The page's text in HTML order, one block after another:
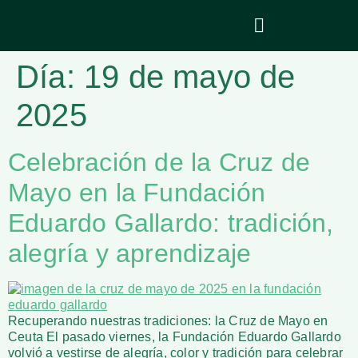
Día: 19 de mayo de
2025
Celebración de la Cruz de
Mayo en la Fundación
Eduardo Gallardo: tradición,
alegría y aprendizaje
Recuperando nuestras tradiciones: la Cruz de Mayo en
Ceuta El pasado viernes, la Fundación Eduardo Gallardo
volvió a vestirse de alegría, color y tradición para celebrar